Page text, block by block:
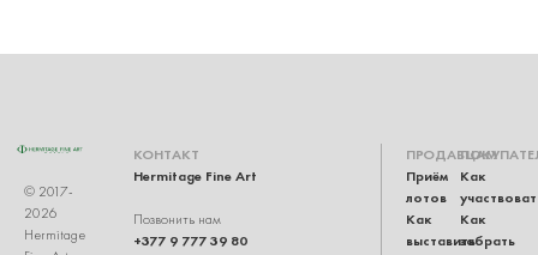
© 2017-
2026
Hermitage
КОНТАКТ
Hermitage Fine Art
Позвонить нам
+377 9 777 39 80
ПРОДАВЦАМ
Приём
лотов
Как
выставить
Как
Как
забрать